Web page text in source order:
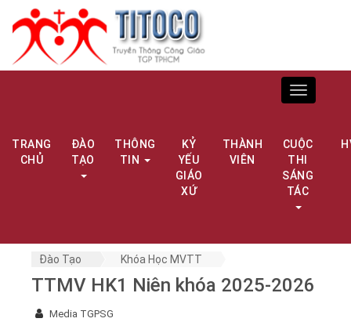
Toggle
navigation
TRANG
CHỦ
ĐÀO
TẠO
THÔNG
TIN
KỶ
YẾU
GIÁO
XỨ
THÀNH
VIÊN
CUỘC
THI
SÁNG
TÁC
Đào Tạo Khóa Học MVTT
TTMV HK1 Niên khóa 2025-2026
Media TGPSG